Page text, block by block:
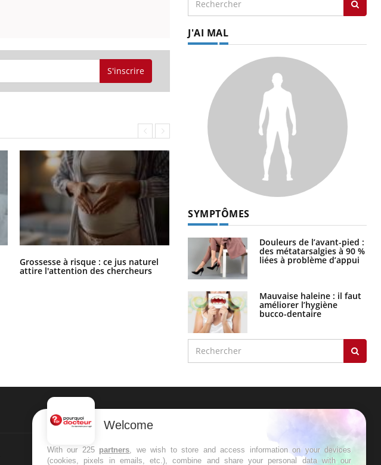
S'inscrire
Grossesse à risque : ce jus naturel
attire l'attention des chercheurs
Comment oublier les écrans en
vacances ?
J'AI MAL
SYMPTÔMES
Douleurs de l’avant-pied :
des métatarsalgies à 90 %
liées à problème d’appui
Mauvaise haleine : il faut
améliorer l’hygiène
bucco-dentaire
NEWSLETTER
Recevez toutes les semaines les meilleures
infos santé
Welcome
With our 225 partners, we wish to store and access information on your devices
(cookies, pixels in emails, etc.), combine and share your personal data with our